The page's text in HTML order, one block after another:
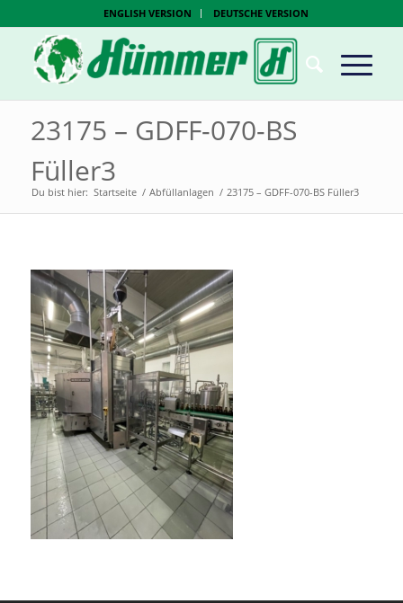
ENGLISH VERSION DEUTSCHE VERSION
23175 – GDFF-070-BS
Füller3
Du bist hier: Startseite / Abfüllanlagen / 23175 – GDFF-070-BS Füller3